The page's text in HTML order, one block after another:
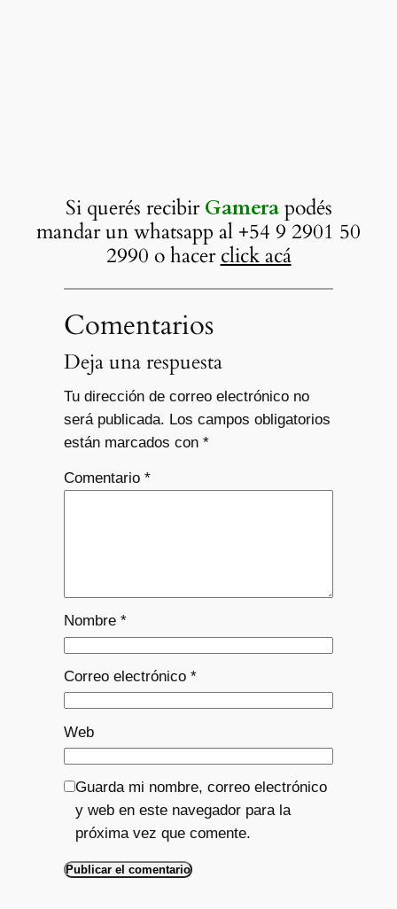
Si querés recibirGamerapodés
mandar un whatsapp al +54 9 2901 50
2990 o hacerclick acá
Comentarios
Deja una respuesta
Tu dirección de correo electrónico no
será publicada. Los campos obligatorios
están marcados con *
Comentario *
Nombre *
Correo electrónico *
Web
Guarda mi nombre, correo electrónico
y web en este navegador para la
próxima vez que comente.